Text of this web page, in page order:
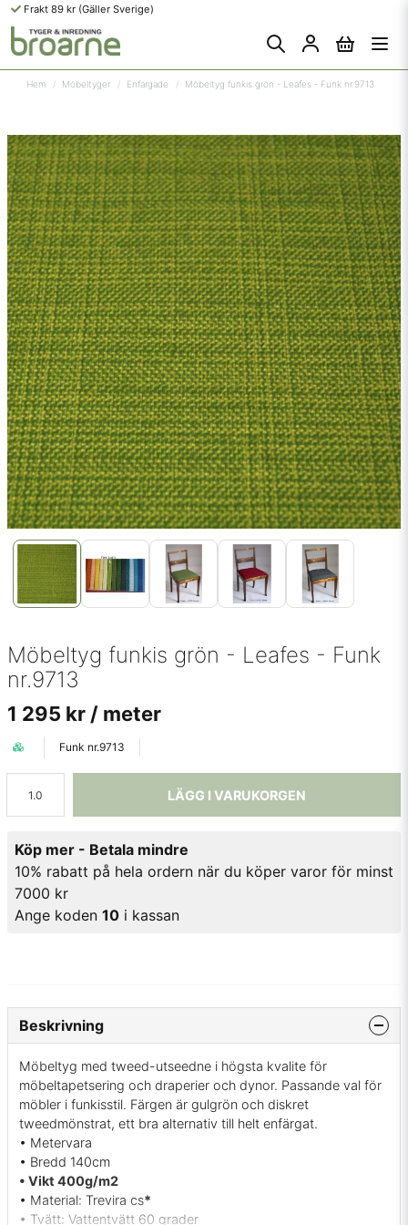
Frakt 89 kr (Gäller Sverige)
Hem Möbeltyger Enfärgade Möbeltyg funkis grön - Leafes - Funk nr.9713
Möbeltyg funkis grön - Leafes - Funk
nr.9713
1 295 kr / meter
Funk nr.9713
LÄGG I VARUKORGEN
Köp mer - Betala mindre
10% rabatt på hela ordern när du köper varor för minst
7000 kr
Ange koden 10 i kassan
Beskrivning
Möbeltyg med tweed-utseedne i högsta kvalite för
möbeltapetsering och draperier och dynor. Passande val för
möbler i funkisstil. Färgen är gulgrön och diskret
tweedmönstrat, ett bra alternativ till helt enfärgat.
• Metervara
• Bredd 140cm
• Vikt 400g/m2
• Material: Trevira cs*
• Tvätt: Vattentvätt 60 grader